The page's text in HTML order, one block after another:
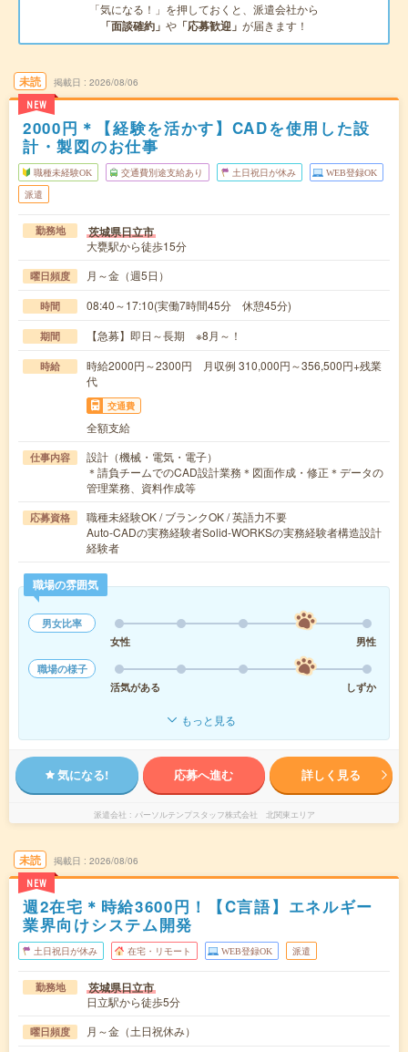
「気になる！」を押しておくと、派遣会社から
「面談確約」 や 「応募歓迎」 が届きます！
未読
NEW
掲載日 2026/08/06
2000円＊【経験を活かす】CADを使用した設
計・製図のお仕事
職種未経験OK 交通費別途支給あり 土日祝日が休み WEB登録OK
派遣
勤務地 茨城県日立市
大甕駅から徒歩15分
曜日頻度 月～金（週5日）
時間 08:40～17:10(実働7時間45分 休憩45分)
期間 【急募】即日～長期 ※8月～！
時給
時給2000円～2300円 月収例 310,000円～356,500円+残業
代
交通費
全額支給
仕事内容
設計（機械・電気・電子）
＊請負チームでのCAD設計業務＊図面作成・修正＊データの
管理業務、資料作成等
応募資格
職種未経験OK / ブランクOK / 英語力不要
Auto-CADの実務経験者Solid-WORKSの実務経験者構造設計
経験者
職場の雰囲気
男女比率
女性
男性
職場の様子
活気がある
しずか
もっと見る
気になる! 応募へ進む 詳しく見る
派遣会社 パーソルテンプスタッフ株式会社 北関東エリア
未読
NEW
掲載日 2026/08/06
週2在宅＊時給3600円！【C言語】エネルギー
業界向けシステム開発
土日祝日が休み 在宅・リモート WEB登録OK 派遣
勤務地 茨城県日立市
日立駅から徒歩5分
曜日頻度 月～金（土日祝休み）